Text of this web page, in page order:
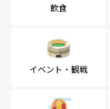
飲食
イベント・観戦